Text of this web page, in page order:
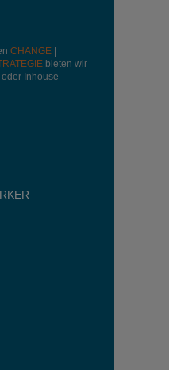
CHANGE |
bieten wir
Inhouse-